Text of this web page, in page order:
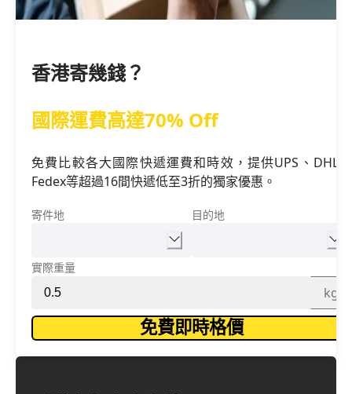
香港寄幾錢？
國際運費高達70% Off
免費比較各大國際快遞運費和時效，提供UPS、DHL、
Fedex等超過16間快遞低至3折的獨家優惠。
寄件地 目的地
實際重量
kg
免費即時格價